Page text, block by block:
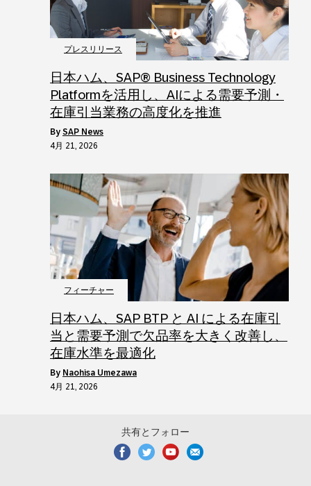
プレスリリース
日本ハム、SAP® Business Technology
Platformを活用し、AIによる需要予測・
在庫引当業務の高度化を推進
by SAP News
4月 21, 2026
フィーチャー
日本ハム、SAP BTP と AI による在庫引
当と需要予測で欠品率を大きく改善し、
在庫水準を最適化
by Naohisa Umezawa
4月 21, 2026
共有とフォロー